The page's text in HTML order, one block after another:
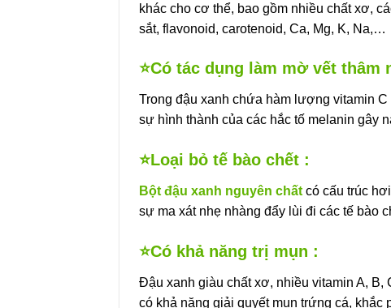
khác cho cơ thể, bao gồm nhiều chất xơ,
sắt, flavonoid, carotenoid, Ca, Mg, K, Na,…
⭐Có tác dụng làm mờ vết thâm
Trong đậu xanh chứa hàm lượng vitamin
sự hình thành của các hắc tố melanin gây
⭐Loại bỏ tế bào chết :
Bột đậu xanh nguyên chất có cấu trúc
sự ma xát nhẹ nhàng đẩy lùi đi các tế bào
⭐Có khả năng trị mụn :
Đậu xanh giàu chất xơ, nhiều vitamin A, B,
có khả năng giải quyết mụn trứng cá, khắc